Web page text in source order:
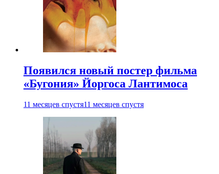
Появился новый постер фильма
«Бугония» Йоргоса Лантимоса
11 месяцев спустя11 месяцев спустя